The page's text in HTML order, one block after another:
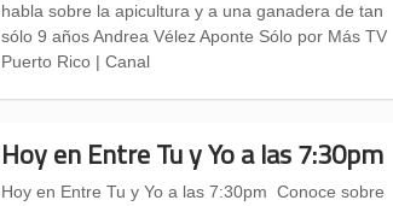
habla sobre la apicultura y a una ganadera de tan
sólo 9 años Andrea Vélez Aponte Sólo por Más TV
Puerto Rico | Canal
Hoy en Entre Tu y Yo a las 7:30pm
Hoy en Entre Tu y Yo a las 7:30pm Conoce sobre